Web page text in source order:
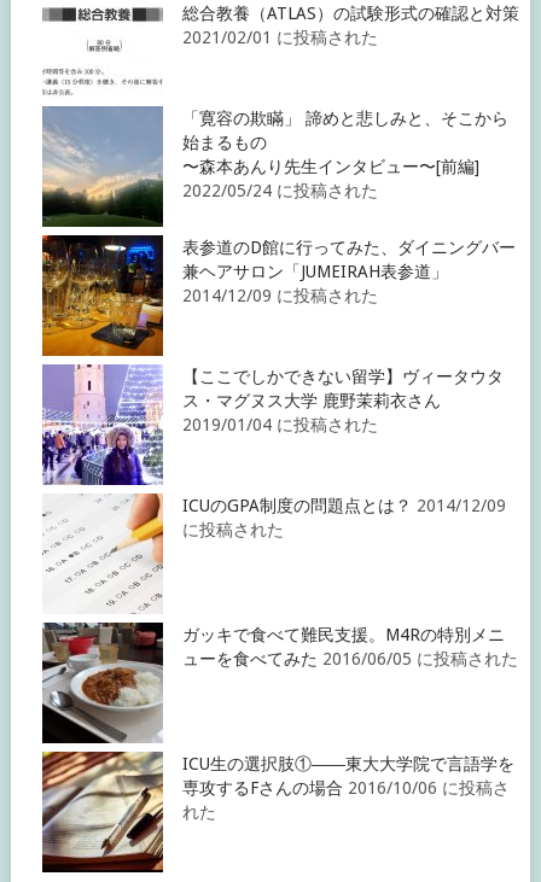
総合教養（ATLAS）の試験形式の確認と対策
2021/02/01 に投稿された
「寛容の欺瞞」 諦めと悲しみと、そこから
始まるもの
〜森本あんり先生インタビュー〜[前編]
2022/05/24 に投稿された
表参道のD館に行ってみた、ダイニングバー
兼ヘアサロン「JUMEIRAH表参道」
2014/12/09 に投稿された
【ここでしかできない留学】ヴィータウタ
ス・マグヌス大学 鹿野茉莉衣さん
2019/01/04 に投稿された
ICUのGPA制度の問題点とは？ 2014/12/09
に投稿された
ガッキで食べて難民支援。M4Rの特別メニ
ューを食べてみた 2016/06/05 に投稿された
ICU生の選択肢①――東大大学院で言語学を
専攻するFさんの場合 2016/10/06 に投稿さ
れた